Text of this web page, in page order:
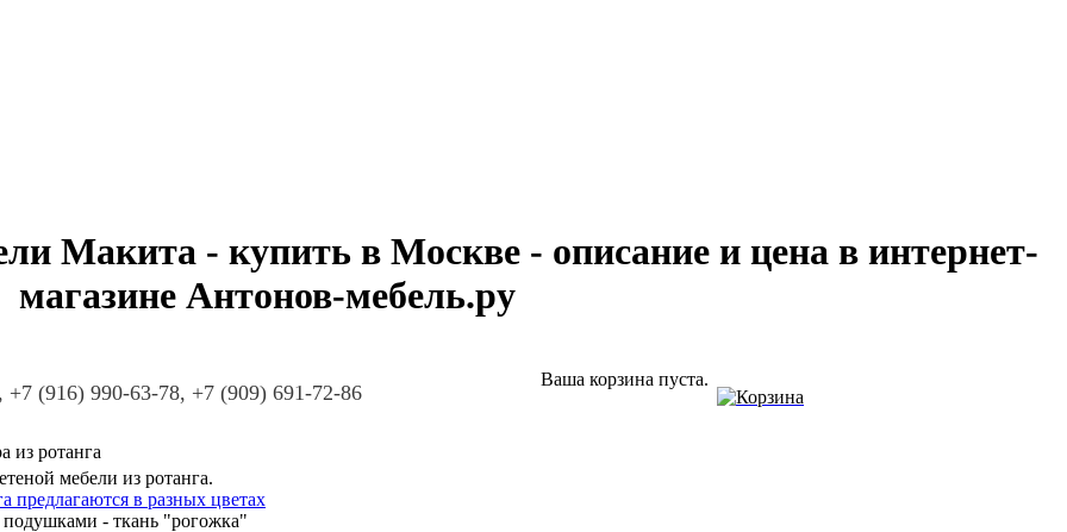
Макита - купить в Москве - описание и цена в интернет-
магазине Антонов-мебель.ру
+7 (916) 990-63-78, +7 (909) 691-72-86
Ваша корзина пуста.
из ротанга
мебели из ротанга.
предлагаются в разных цветах
подушками - ткань "рогожка"